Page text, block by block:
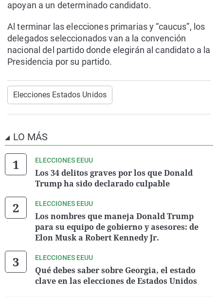
apoyan a un determinado candidato.
Al terminar las elecciones primarias y “caucus”, los
delegados seleccionados van a la convención
nacional del partido donde elegirán al candidato a la
Presidencia por su partido.
Elecciones Estados Unidos
LO MÁS
ELECCIONES EEUU
Los 34 delitos graves por los que Donald
Trump ha sido declarado culpable
ELECCIONES EEUU
Los nombres que maneja Donald Trump
para su equipo de gobierno y asesores: de
Elon Musk a Robert Kennedy Jr.
ELECCIONES EEUU
Qué debes saber sobre Georgia, el estado
clave en las elecciones de Estados Unidos